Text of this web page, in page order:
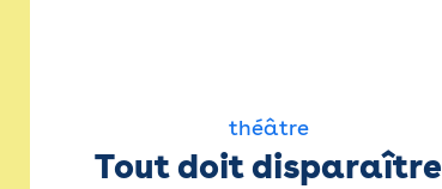
théâtre
Tout doit disparaître